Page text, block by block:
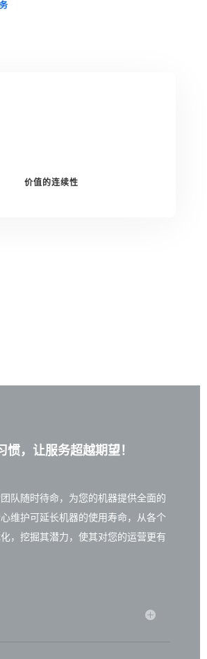
价值的连续性
惯，让服务超越期望！
队随时待命，为您的机器提供全面的
维护可延长机器的使用寿命，从各个
，挖掘其潜力，使其对您的运营更有